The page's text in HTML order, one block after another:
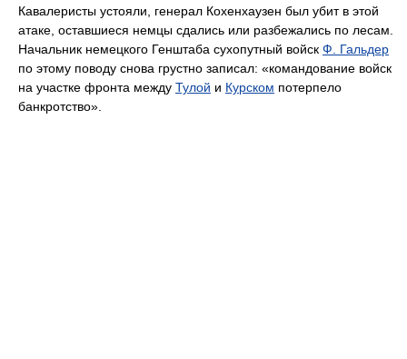
Кавалеристы устояли, генерал Кохенхаузен был убит в этой
атаке, оставшиеся немцы сдались или разбежались по лесам.
Начальник немецкого Генштаба сухопутный войск Ф. Гальдер
по этому поводу снова грустно записал: «командование войск
на участке фронта между Тулой и Курском потерпело
банкротство».